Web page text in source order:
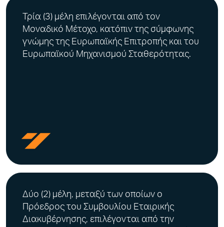
Τρία (3) μέλη επιλέγονται από τον
Μοναδικό Μέτοχο, κατόπιν της σύμφωνης
γνώμης της Ευρωπαϊκής Επιτροπής και του
Ευρωπαϊκού Μηχανισμού Σταθερότητας.
Δύο (2) μέλη, μεταξύ των οποίων ο
Πρόεδρος του Συμβουλίου Εταιρικής
Διακυβέρνησης, επιλέγονται από την